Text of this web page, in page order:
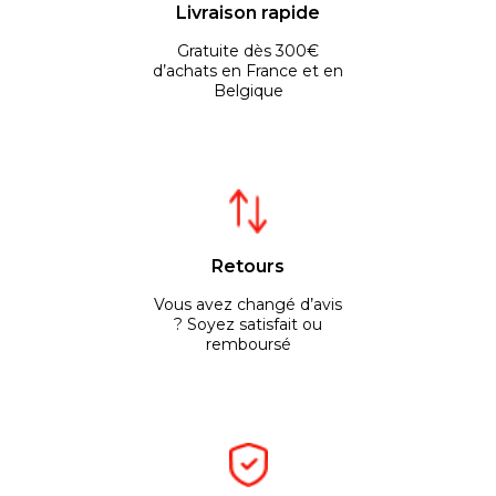
Livraison rapide
Gratuite dès 300€
d’achats en France et en
Belgique
Retours
Vous avez changé d’avis
? Soyez satisfait ou
remboursé